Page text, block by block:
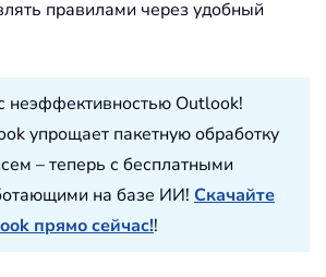
правилами через удобный
неэффективностью Outlook!
упрощает пакетную обработку
– теперь с бесплатными
на базе ИИ! Скачайте
прямо сейчас!!